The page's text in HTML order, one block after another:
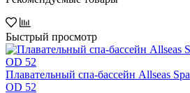
Быстрый просмотр
Плавательный спа-бассейн Allseas Spa
OD 52